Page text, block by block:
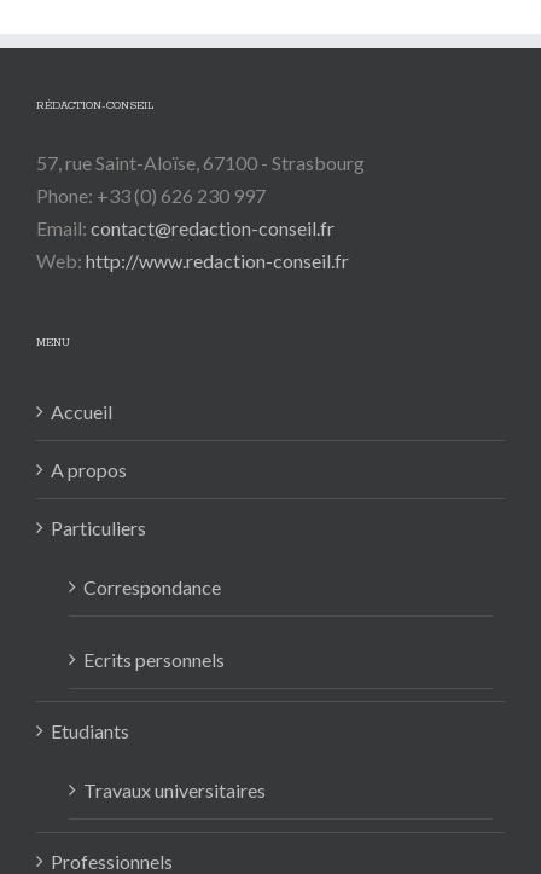
RÉDACTION-CONSEIL
57, rue Saint-Aloïse, 67100 - Strasbourg
Phone: +33 (0) 626 230 997
Email: contact@redaction-conseil.fr
Web: http://www.redaction-conseil.fr
MENU
Accueil
A propos
Particuliers
Correspondance
Ecrits personnels
Etudiants
Travaux universitaires
Professionnels